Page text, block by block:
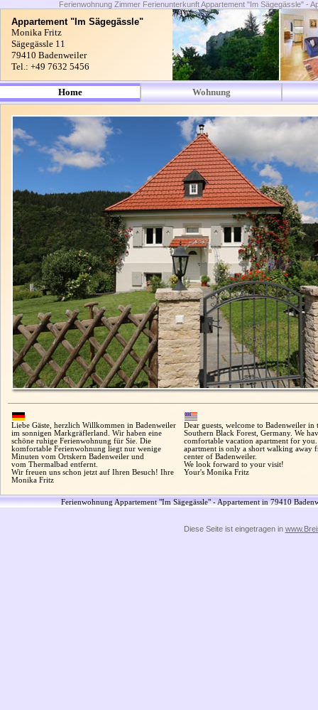
Ferienwohnung Zimmer Ferienunterkunft Appartement "Im Sägegässle" -
Appartement "Im Sägegässle"
Monika Fritz
Sägegässle 11
79410 Badenweiler
Tel.: +49 7632 5456
Home Wohnung
Liebe Gäste, herzlich Willkommen in Badenweiler
im sonnigen Markgräflerland. Wir haben eine
schöne ruhige Ferienwohnung für Sie. Die
komfortable Ferienwohnung liegt nur wenige
Minuten vom Ortskern Badenweiler und
vom Thermalbad entfernt.
Wir freuen uns schon jetzt auf Ihren Besuch! Ihre
Monika Fritz
Dear guests, welcome to Badenweiler in
Southern Black Forest, Germany. We
comfortable vacation apartment for
apartment is only a short walking away
center of Badenweiler.
We look forward to your visit!
Your's Monika Fritz
Ferienwohnung Appartement "Im Sägegässle" - Appartement in 79410
Diese Seite ist eingetragen in